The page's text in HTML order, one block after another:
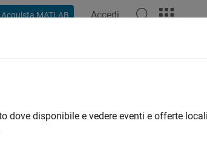
Acquista MATLAB Accedi
dove disponibile e vedere eventi e offerte